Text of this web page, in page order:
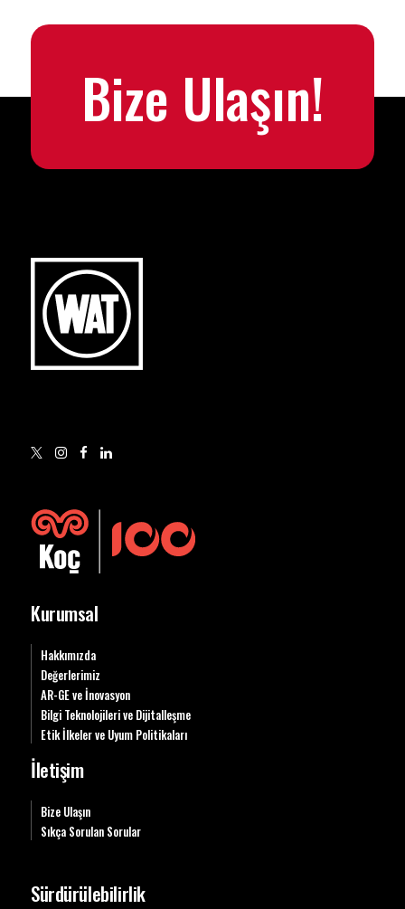
Bize Ulaşın!
Kurumsal
Hakkımızda
Değerlerimiz
AR-GE ve İnovasyon
Bilgi Teknolojileri ve Dijitalleşme
Etik İlkeler ve Uyum Politikaları
İletişim
Bize Ulaşın
Sıkça Sorulan Sorular
Sürdürülebilirlik